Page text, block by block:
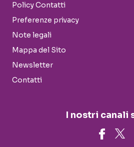
Policy Contatti
Preferenze privacy
Note legali
Mappa del Sito
Newsletter
Contatti
I nostri canali